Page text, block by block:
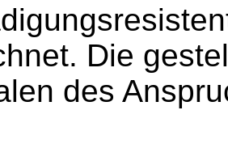
Die
des